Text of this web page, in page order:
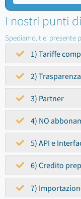
I nostri punti
Spediamo.it e' presente
1) Tariffe
2) Trasparenza
3) Partner
4) NO
5) API e
6) Credito
7)